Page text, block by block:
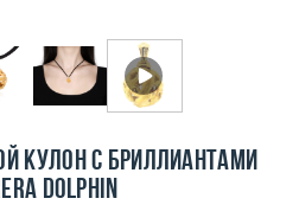
звонок
кулон с бриллиантами
Dolphin